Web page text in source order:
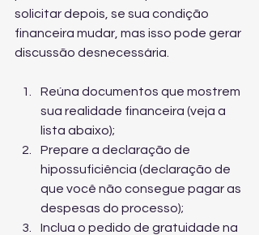
solicitar depois, se sua condição
financeira mudar, mas isso pode gerar
discussão desnecessária.
Reúna documentos que mostrem
sua realidade financeira (veja a
lista abaixo);
Prepare a declaração de
hipossuficiência (declaração de
que você não consegue pagar as
despesas do processo);
Inclua o pedido de gratuidade na